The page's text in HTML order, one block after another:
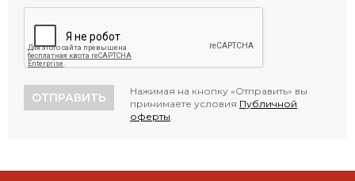
ОТПРАВИТЬ
Нажимая на кнопку «Отправить» вы
принимаете условия Публичной
оферты